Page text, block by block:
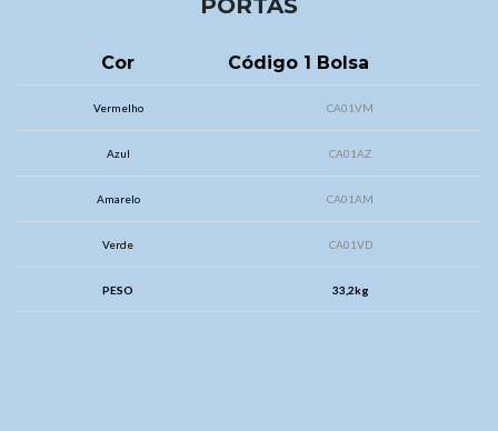
PORTAS
Cor Código 1 Bolsa
Vermelho CA01VM
Azul CA01AZ
Amarelo CA01AM
Verde CA01VD
PESO 33,2kg